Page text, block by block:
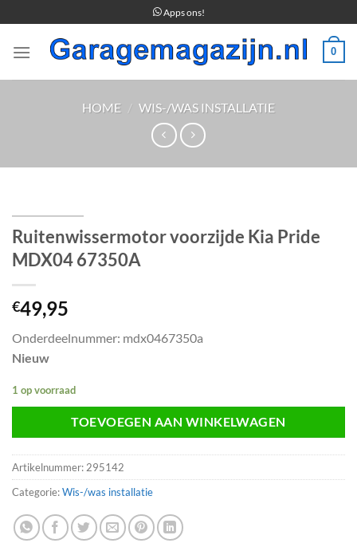
naar
inhoud
Apps ons!
0
HOME / WIS-/WAS INSTALLATIE
Ruitenwissermotor voorzijde Kia Pride
MDX04 67350A
€49,95
Onderdeelnummer: mdx0467350a
Nieuw
1 op voorraad
TOEVOEGEN AAN WINKELWAGEN
Artikelnummer: 295142
Categorie:Wis-/was installatie